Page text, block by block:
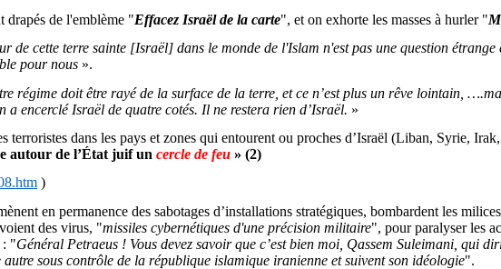
drapés de l'emblème "Effacez Israël de la carte", et on exhorte les masses à hurler "
de cette terre sainte [Israël] dans le monde de l'Islam n'est pas une question étrange
pour nous ».
régime doit être rayé de la surface de la terre, et ce n’est plus un rêve lointain,
a encerclé Israël de quatre cotés. Il ne restera rien d’Israël. »
dans les pays et zones qui entourent ou proches d’Israël (Liban, Syrie,
autour de l’État juif un cercle de feu » (2)
)
en permanence des sabotages d’installations stratégiques, bombardent les
des virus, "missiles cybernétiques d'une précision militaire", pour paralyser les
: "Général Petraeus ! Vous devez savoir que c’est bien moi, Qassem Suleimani , qui
autre sous contrôle de la république islamique iranienne et suivent son idéologie".